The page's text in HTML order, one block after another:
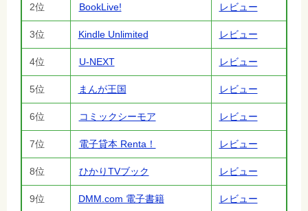
2位 BookLive! レビュー
3位 Kindle Unlimited レビュー
4位 U-NEXT レビュー
5位 まんが王国 レビュー
6位 コミックシーモア レビュー
7位 電子貸本 Renta！ レビュー
8位 ひかりTVブック レビュー
9位 DMM.com 電子書籍 レビュー